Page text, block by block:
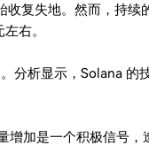
复失地。然而，持
右。
分析显示，Solana 的
增加是一个积极信号